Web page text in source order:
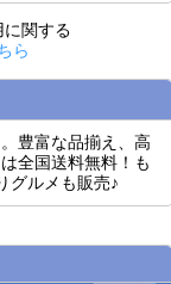
に関する
ら
豊富な品揃え、高
全国送料無料！も
グルメも販売♪